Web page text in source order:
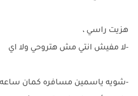
هزيت راسي ،
-لا مفيش انتي مش هتروحي ولا اي
-شويه ياسمين مسافره كمان